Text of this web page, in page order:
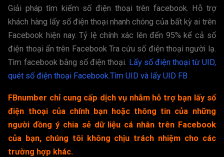
Giải pháp tìm kiếm số điện thoại trên facebook. Hỗ trợ
khách hàng lấy số điện thoại nhanh chóng của bất kỳ ai trên
Facebook hiện nay. Tỷ lệ chính xác lên đến 95% kể cả số
điện thoại ẩn trên Facebook Tra cứu số điện thoại người lạ.
Tìm facebook bằng số điện thoại. Lấy số điện thoại từ UID,
quét số điện thoại Facebook.Tìm UID và lấy UID FB
FBnumber chỉ cung cấp dịch vụ nhằm hỗ trợ bạn lấy số
điện thoại của chính bạn hoặc thông tin của những
người đồng ý chia sẻ dữ liệu cá nhân trên Facebook
của bạn, chúng tôi không chịu trách nhiệm cho các
trường hợp khác.